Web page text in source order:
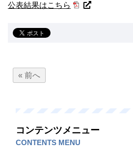
公表結果はこちら
« 前へ
コンテンツメニュー
CONTENTS MENU